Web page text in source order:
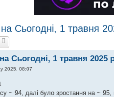
на Сьогодні, 1 травня
Сьогодні, 1 травня 2025
2025, 08:07
~ 94, далі було зростання на ~